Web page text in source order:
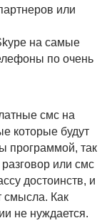
или
на самые
по очень
смс на
которые будут
программой, так
или смс
достоинств, и
смысла. Как
не нуждается.